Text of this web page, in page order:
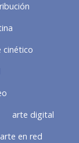
cinético
arte digital
arte en red